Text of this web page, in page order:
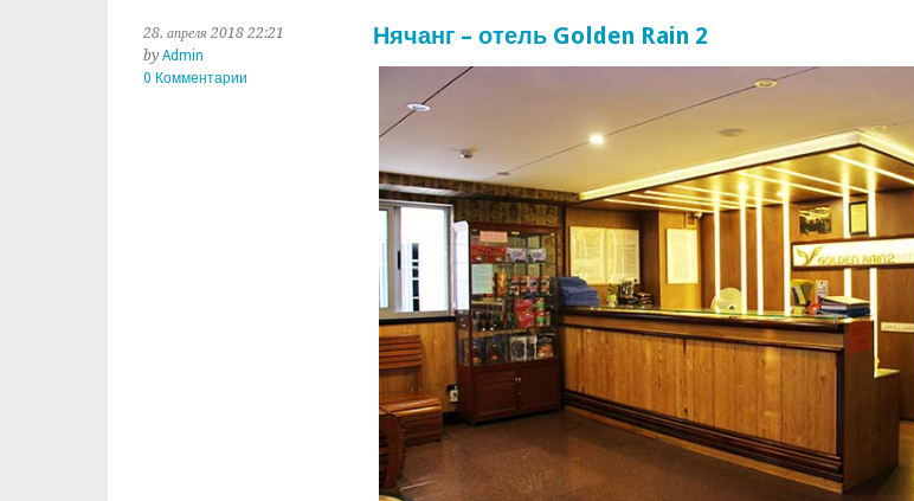
28. апреля 2018 22:21
by Admin
0 Комментарии
Нячанг – отель Golden Rain 2